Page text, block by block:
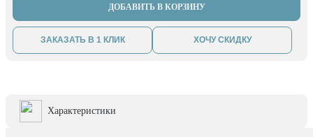
ДОБАВИТЬ В КОРЗИНУ
ЗАКАЗАТЬ В 1 КЛИК ХОЧУ СКИДКУ
Характеристики